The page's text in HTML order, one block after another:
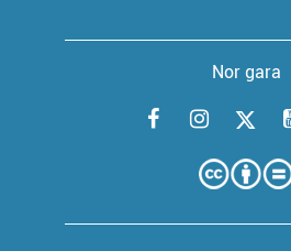
Nor gara